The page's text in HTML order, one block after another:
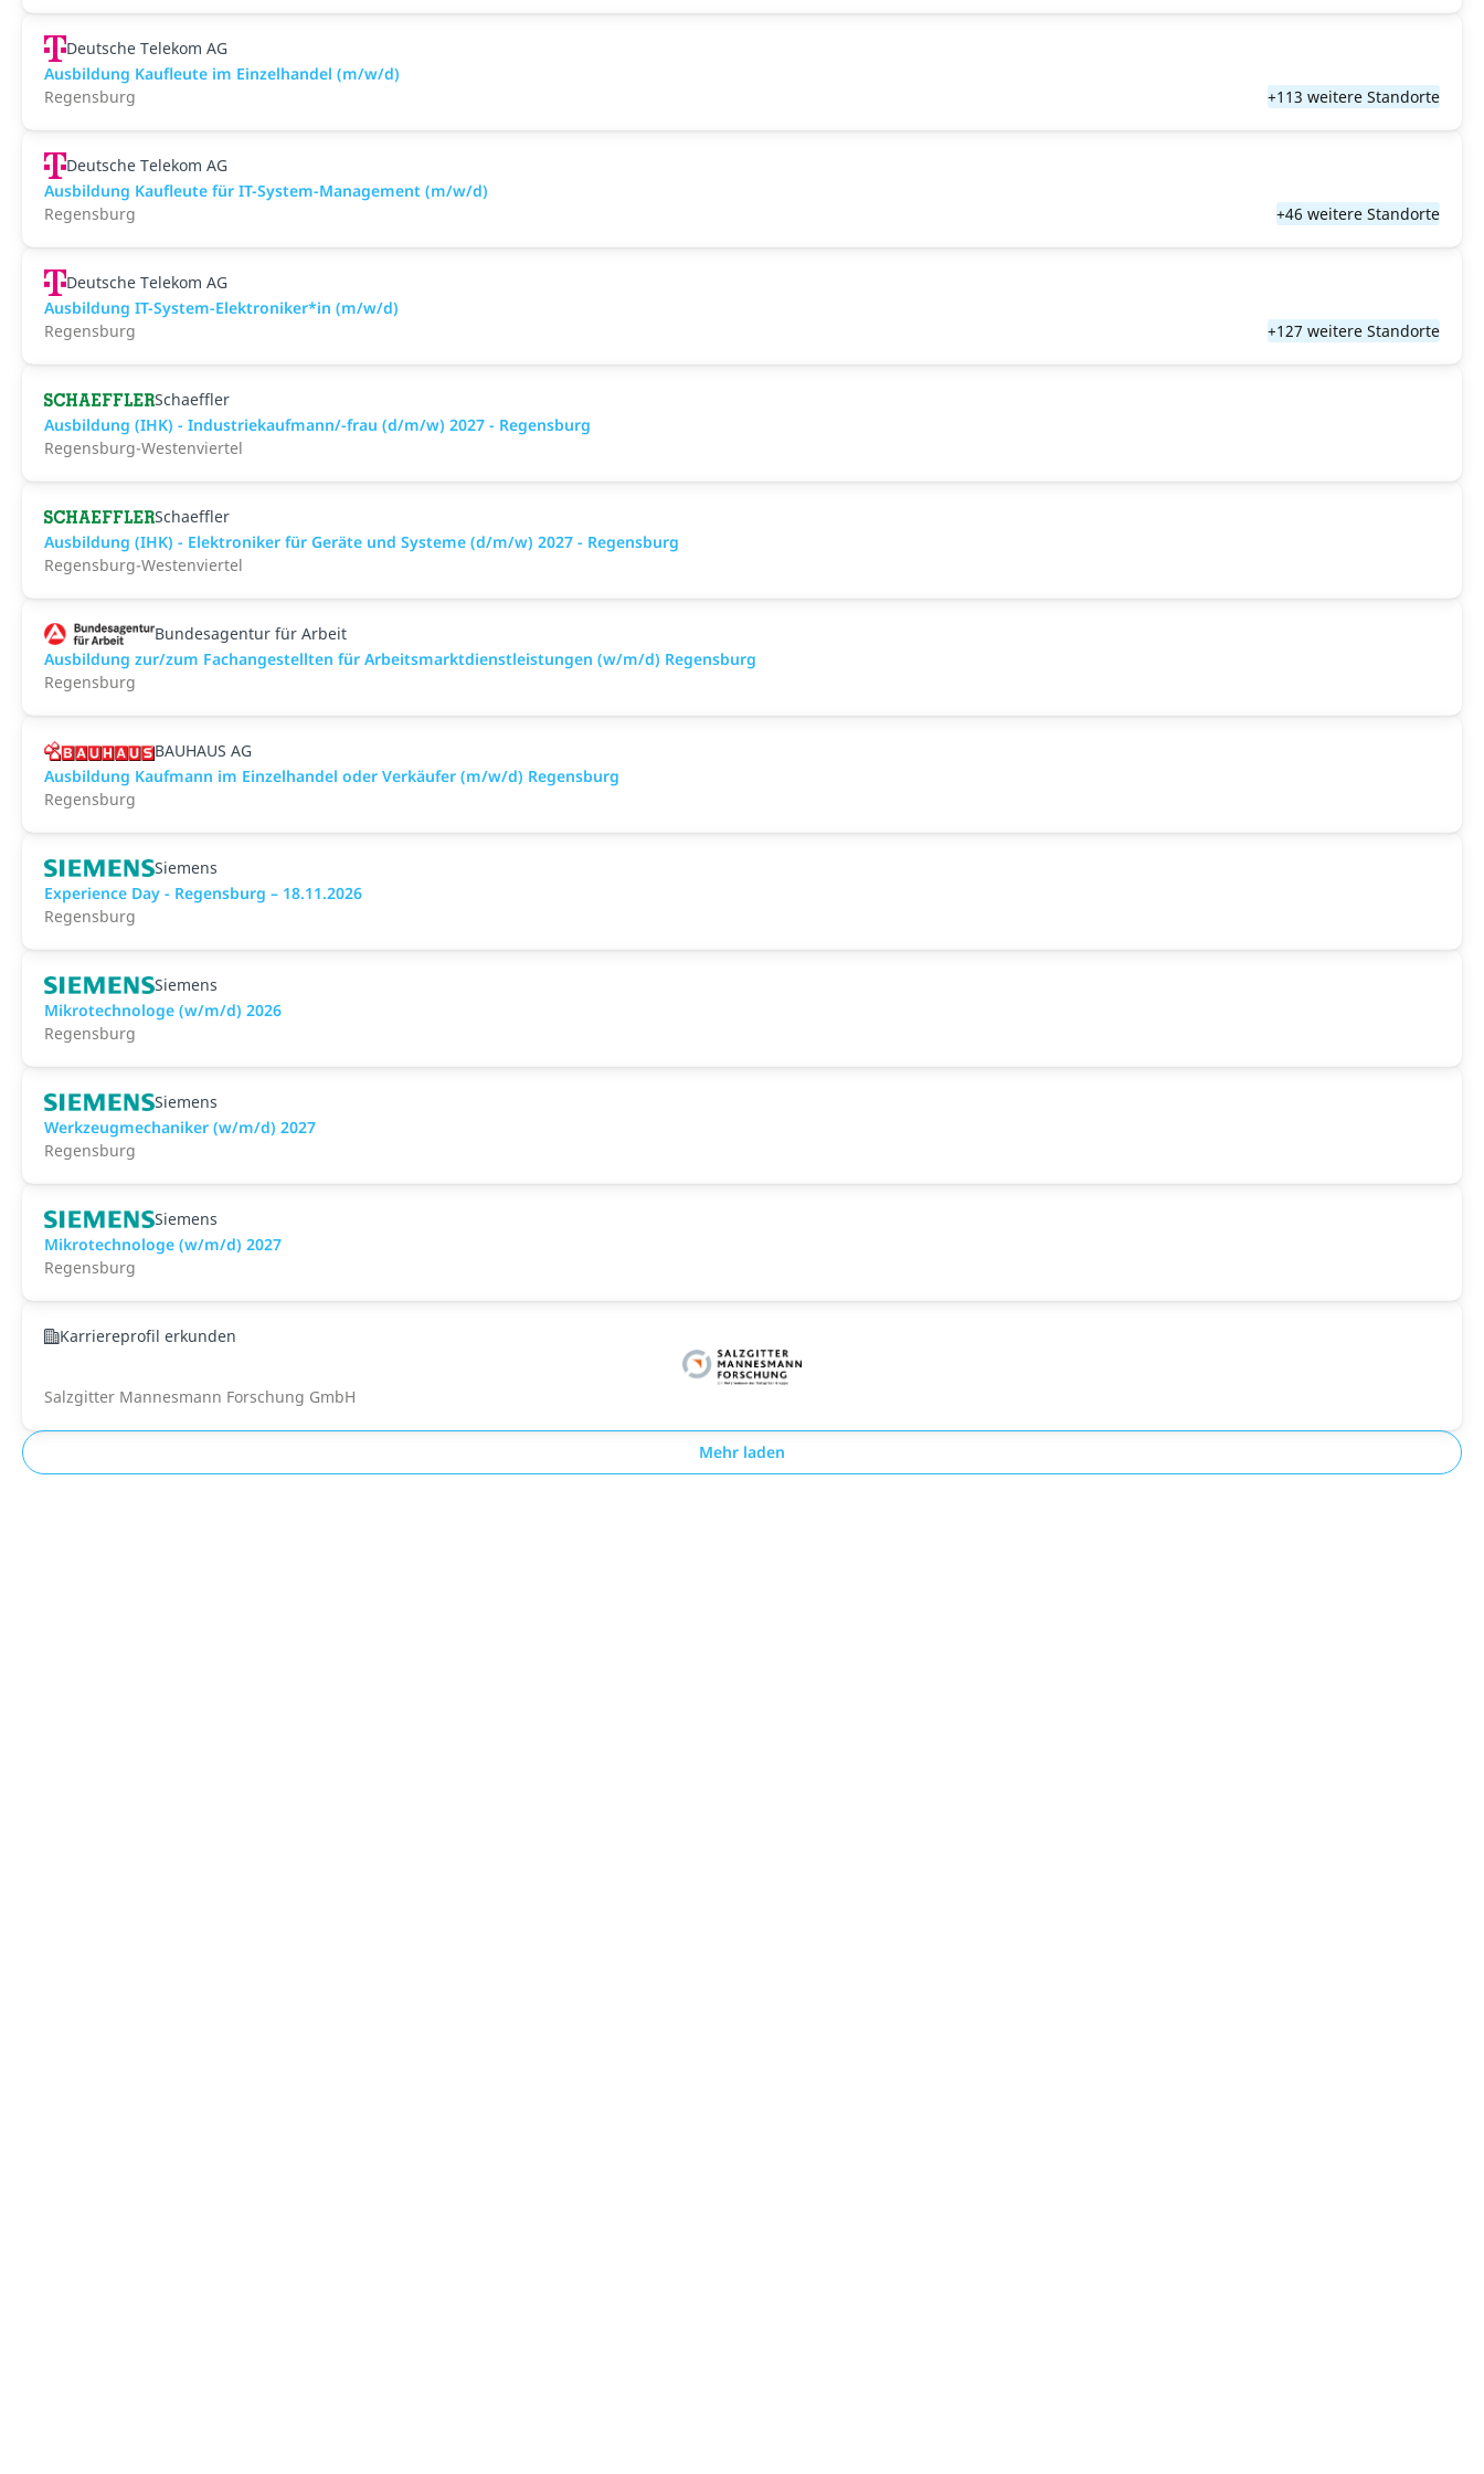
Deutsche Telekom AG
Ausbildung Kaufleute im Einzelhandel (m/w/d)
Regensburg
+113 weitere Standorte
Deutsche Telekom AG
Ausbildung Kaufleute für IT-System-Management (m/w/d)
Regensburg
+46 weitere Standorte
Deutsche Telekom AG
Ausbildung IT-System-Elektroniker*in (m/w/d)
Regensburg
+127 weitere Standorte
Schaeffler
Ausbildung (IHK) - Industriekaufmann/-frau (d/m/w) 2027 - Regensburg
Regensburg-Westenviertel
Schaeffler
Ausbildung (IHK) - Elektroniker für Geräte und Systeme (d/m/w) 2027 - Regensburg
Regensburg-Westenviertel
Bundesagentur für Arbeit
Ausbildung zur/zum Fachangestellten für Arbeitsmarktdienstleistungen (w/m/d) Regensburg
Regensburg
BAUHAUS AG
Ausbildung Kaufmann im Einzelhandel oder Verkäufer (m/w/d) Regensburg
Regensburg
Siemens
Experience Day - Regensburg – 18.11.2026
Regensburg
Siemens
Mikrotechnologe (w/m/d) 2026
Regensburg
Siemens
Werkzeugmechaniker (w/m/d) 2027
Regensburg
Siemens
Mikrotechnologe (w/m/d) 2027
Regensburg
Karriereprofil erkunden
Salzgitter Mannesmann Forschung GmbH
Mehr laden